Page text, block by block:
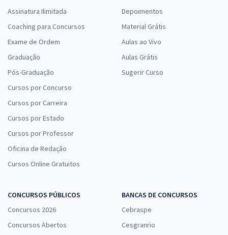
Assinatura Ilimitada
Coaching para Concursos
Exame de Ordem
Graduação
Pós-Graduação
Cursos por Concurso
Cursos por Carreira
Cursos por Estado
Cursos por Professor
Oficina de Redação
Cursos Online Gratuitos
Depoimentos
Material Grátis
Aulas ao Vivo
Aulas Grátis
Sugerir Curso
CONCURSOS PÚBLICOS
Concursos 2026
Concursos Abertos
BANCAS DE CONCURSOS
Cebraspe
Cesgranrio